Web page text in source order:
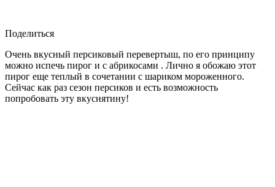
Поделиться
Очень вкусный персиковый перевертыш, по его принципу
можно испечь пирог и с абрикосами . Лично я обожаю этот
пирог еще теплый в сочетании с шариком мороженного.
Сейчас как раз сезон персиков и есть возможность
попробовать эту вкуснятину!